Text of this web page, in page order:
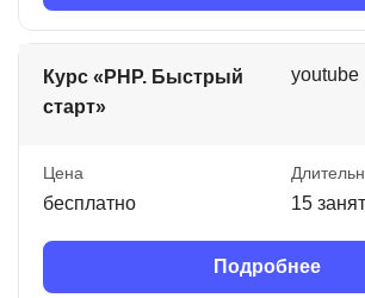
Курс «PHP. Быстрый
старт»
youtube
Цена
бесплатно 15
Подробнее